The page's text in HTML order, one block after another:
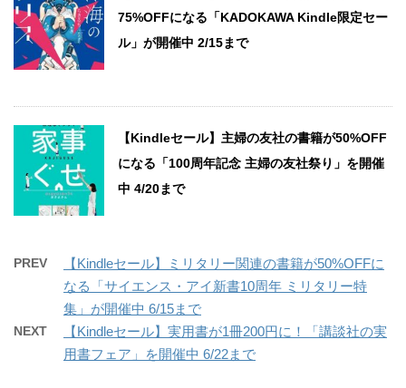
75%OFFになる「KADOKAWA Kindle限定セー
ル」が開催中 2/15まで
【Kindleセール】主婦の友社の書籍が50%OFF
になる「100周年記念 主婦の友社祭り」を開催
中 4/20まで
PREV
【Kindleセール】ミリタリー関連の書籍が50%OFFに
なる「サイエンス・アイ新書10周年 ミリタリー特
集」が開催中 6/15まで
NEXT
【Kindleセール】実用書が1冊200円に！「講談社の実
用書フェア」を開催中 6/22まで